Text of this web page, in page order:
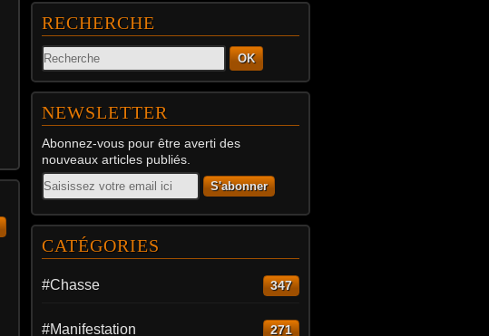
RECHERCHE
OK
NEWSLETTER
Abonnez-vous pour être averti des
nouveaux articles publiés.
Email
CATÉGORIES
#Chasse 347
#Manifestation 271